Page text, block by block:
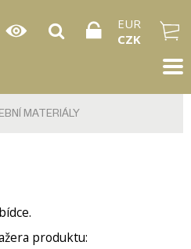
EUR
CZK
MATERIÁLY
produktu: